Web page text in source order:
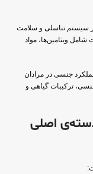
سیستم تناسلی و سلامت
ویتامین‌ها، مواد
جنسی در مرادان
ترکیبات گیاهی و
اصلی